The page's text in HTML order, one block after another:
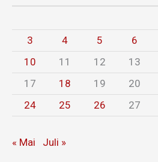
3
4 5 6
10
11 12 13
17
18 19 20
24
25 26 27
« Mai Juli »